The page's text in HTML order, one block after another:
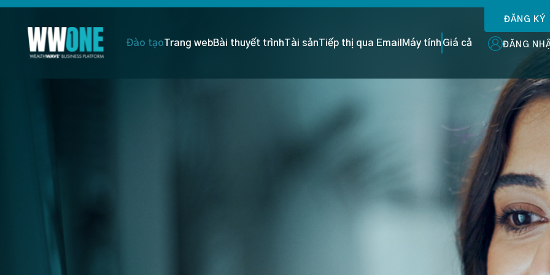
Đào tạoTrang webBài thuyết trìnhTài sảnTiếp thị qua Email Máy tính Giá cả
ĐĂNG KÝ
ĐĂNG